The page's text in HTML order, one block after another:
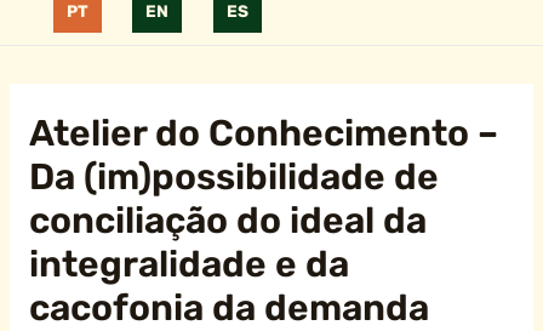
PT EN ES
Atelier do Conhecimento –
Da (im)possibilidade de
conciliação do ideal da
integralidade e da
cacofonia da demanda